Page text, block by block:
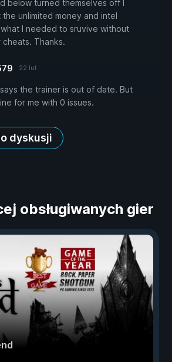
below turned themselves off I
unlimited money and intel
I needed to sruvive without
Thanks.
22 lut
the trainer is out of date. But
for me with 0 issues.
dyskusji
obsługiwanych gier